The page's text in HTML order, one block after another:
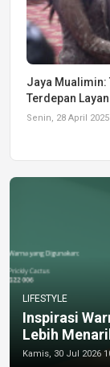
Jaya Mualimin:
Terdepan
Senin, 28 April 2025
LIFESTYLE
Inspirasi
Lebih
Kamis, 30 Jul 2026